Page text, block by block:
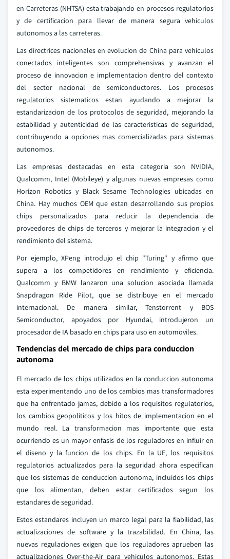
en Carreteras (NHTSA) esta trabajando en procesos regulatorios
y de certificacion para llevar de manera segura vehiculos
autonomos a las carreteras.
Las directrices nacionales en evolucion de China para vehiculos
conectados inteligentes son comprehensivas y avanzan el
proceso de innovacion e implementacion dentro del contexto
del sector nacional de semiconductores. Los procesos
regulatorios sistematicos estan ayudando a mejorar la
estandarizacion de los protocolos de seguridad, mejorando la
estabilidad y autenticidad de las caracteristicas de seguridad,
contribuyendo a opciones mas comercializadas para sistemas
autonomos.
Las empresas destacadas en esta categoria son NVIDIA,
Qualcomm, Intel (Mobileye) y algunas nuevas empresas como
Horizon Robotics y Black Sesame Technologies ubicadas en
China. Hay muchos OEM que estan desarrollando sus propios
chips personalizados para reducir la dependencia de
proveedores de chips de terceros y mejorar la integracion y el
rendimiento del sistema.
Por ejemplo, XPeng introdujo el chip "Turing" y afirmo que
supera a los competidores en rendimiento y eficiencia.
Qualcomm y BMW lanzaron una solucion asociada llamada
Snapdragon Ride Pilot, que se distribuye en el mercado
internacional. De manera similar, Tenstorrent y BOS
Semiconductor, apoyados por Hyundai, introdujeron un
procesador de IA basado en chips para uso en automoviles.
Tendencias del mercado de chips para conduccion
autonoma
El mercado de los chips utilizados en la conduccion autonoma
esta experimentando uno de los cambios mas transformadores
que ha enfrentado jamas, debido a los requisitos regulatorios,
los cambios geopoliticos y los hitos de implementacion en el
mundo real. La transformacion mas importante que esta
ocurriendo es un mayor enfasis de los reguladores en influir en
el diseno y la funcion de los chips. En la UE, los requisitos
regulatorios actualizados para la seguridad ahora especifican
que los sistemas de conduccion autonoma, incluidos los chips
que los alimentan, deben estar certificados segun los
estandares de seguridad.
Estos estandares incluyen un marco legal para la fiabilidad, las
actualizaciones de software y la trazabilidad. En China, las
nuevas regulaciones exigen que los reguladores aprueben las
actualizaciones Over-the-Air para vehiculos autonomos. Estas